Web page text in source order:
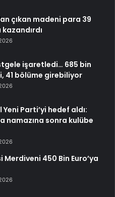
çıkan madeni para 39
işaretledi… 685 bin
41 bölüme girebiliyor
Yeni Parti’yi hedef aldı:
namazına sonra kulübe
Merdiveni 450 Bin Euro’ya